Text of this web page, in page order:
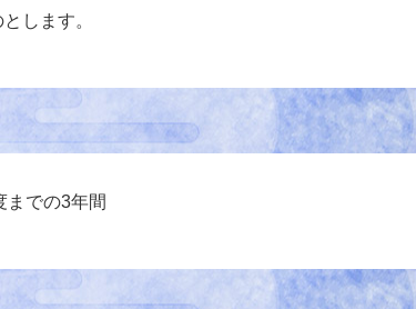
します。
までの3年間